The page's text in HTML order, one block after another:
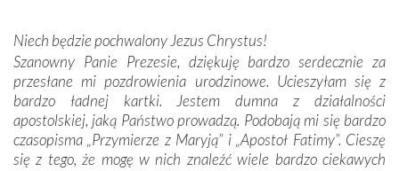
mieliśmy okazję przekonać się, że Maryja swoją opieką
otacza nie tylko nasz naród, lecz wszystkie nacje, które
się Jej ufnie oddają, a także każdą osobę, która zawierza
Jej siebie oraz swych bliskich.
Dzieje Portugalii to również historia wierności Bogu i
odstępstw, także w życiu władców. Trudne momenty w
Niech będzie pochwalony Jezus Chrystus!
Szanowny Panie Prezesie, dziękuję bardzo serdecznie za
przesłane mi pozdrowienia urodzinowe. Ucieszyłam się z
bardzo ładnej kartki. Jestem dumna z działalności
apostolskiej, jaką Państwo prowadzą. Podobają mi się bardzo
czasopisma „Przymierze z Maryją” i „Apostoł Fatimy”. Cieszę
się z tego, że mogę w nich znaleźć wiele bardzo ciekawych